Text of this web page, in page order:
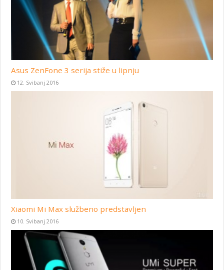
Asus ZenFone 3 serija stiže u lipnju
12. Svibanj 2016
Xiaomi Mi Max službeno predstavljen
10. Svibanj 2016